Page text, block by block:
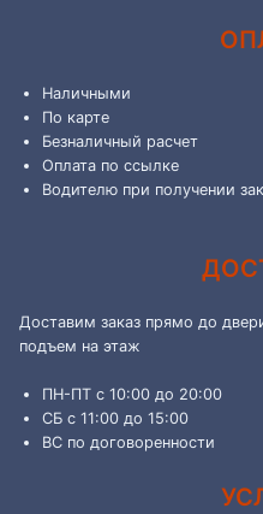
Наличными
По карте
Безналичный расчет
Оплата по ссылке
Водителю при получении
Доставим заказ прямо до
подъем на этаж
ПН-ПТ с 10:00 до 20:00
СБ с 11:00 до 15:00
ВС по договоренности